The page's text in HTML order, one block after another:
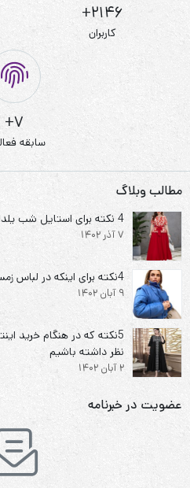
2146+
کاربران
7+
سابقه
مطالب وبلاگ
4 نکته برای استایل شب یلدای خانم های پلاس سایز
7 آذر 1402
4نکته برای اینکه در لباس زمستونی پف نکنم؟
9 آبان 1402
5نکته که در هنگام خرید
نظر داشته باشیم
2 آبان 1402
عضویت در خبرنامه